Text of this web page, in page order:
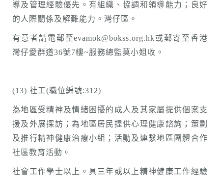
導及管理經驗優先。有組織、協調和領導能力；良好
的人際關係及解難能力。灣仔區。
有意者請電郵至evamok@bokss.org.hk或郵寄至香港
灣仔愛群道36號7樓~服務總監莫小姐收。
(13) 社工(職位編號:312)
為地區受精神及情緒困擾的成人及其家屬提供個案支
援及外展探訪；為地區居民提供心理健康諮詢；策劃
及推行精神健康治療小組；活動及連繫地區團體合作
社區教育活動。
社會工作學士以上。具三年或以上精神健康工作經驗